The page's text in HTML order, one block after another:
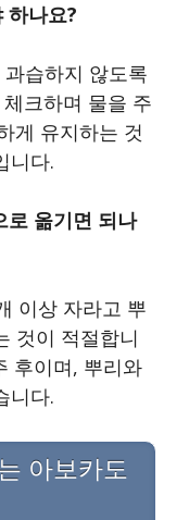
하나요?
습하지 않도록
크하며 물을 주
게 유지하는 것
니다.
로 옮기면 되나
이상 자라고 뿌
것이 적절합니
후이며, 뿌리와
니다.
아보카도